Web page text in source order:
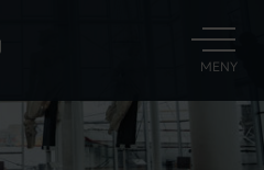
ÖPPNA
MENY